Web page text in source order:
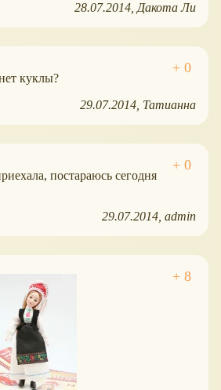
28.07.2014 Дакота Ли
куклы?
29.07.2014 Татианна
постараюсь сегодня
29.07.2014 admin